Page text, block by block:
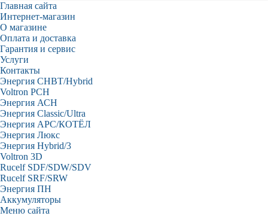
Главная сайта
Интернет-магазин
О магазине
Оплата и доставка
Гарантия и сервис
Услуги
Контакты
Энергия СНВТ/Hybrid
Voltron PCH
Энергия АСН
Энергия Classic/Ultra
Энергия АРС/КОТЁЛ
Энергия Люкс
Энергия Hybrid/3
Voltron 3D
Rucelf SDF/SDW/SDV
Rucelf SRF/SRW
Энергия ПН
Аккумуляторы
Меню сайта